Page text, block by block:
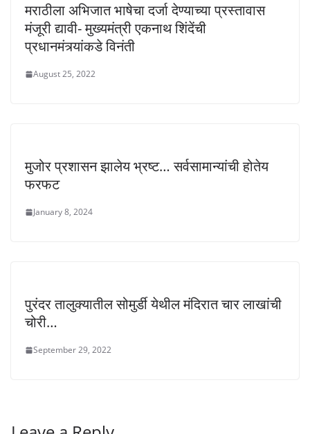
मराठीला अभिजात भाषेचा दर्जा देण्याच्या प्रस्तावास
मंजूरी द्यावी- मुख्यमंत्री एकनाथ शिंदेंची
प्रधानमंत्र्यांकडे विनंती
August 25, 2022
मुजोर प्रशासन झालेय भ्रष्ट… सर्वसामान्यांची होतेय
फरफट
January 8, 2024
पुरंदर तालुक्यातील सोमुर्डी येथील मंदिरात चार लाखांची
चोरी…
September 29, 2022